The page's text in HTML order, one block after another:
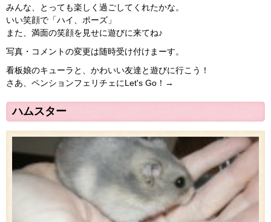
みんな、とっても楽しく過ごしてくれたかな。
いい笑顔で「ハイ、ポーズ」
また、満面の笑顔を見せに遊びに来てね♪
写真・コメントの変更は随時受け付けまーす。
看板娘のキューラと、かわいい友達と遊びに行こう！
さあ、ペンションフェリチェにLet's Go！→
ハムスター